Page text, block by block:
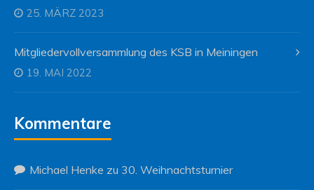
25. MÄRZ 2023
Mitgliedervollversammlung des KSB in Meiningen
19. MAI 2022
Kommentare
Michael Henke zu 30. Weihnachtsturnier